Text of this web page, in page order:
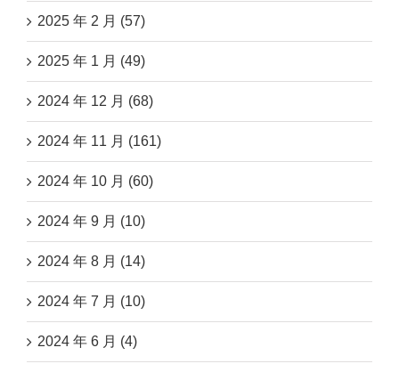
2025 年 2 月 (57)
2025 年 1 月 (49)
2024 年 12 月 (68)
2024 年 11 月 (161)
2024 年 10 月 (60)
2024 年 9 月 (10)
2024 年 8 月 (14)
2024 年 7 月 (10)
2024 年 6 月 (4)